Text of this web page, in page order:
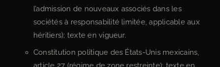
l’admission de nouveaux associés dans les
sociétés à responsabilité limitée, applicable aux
héritiers); texte en vigueur.
Constitution politique des États-Unis mexicains,
article 27 (régime de zone restreinte); texte en